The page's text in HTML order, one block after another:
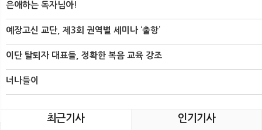
은애하는 독자님아!
예장고신 교단, 제3회 권역별 세미나 ‘출항’
이단 탈퇴자 대표들, 정확한 복음 교육 강조
너나들이
최근기사 인기기사